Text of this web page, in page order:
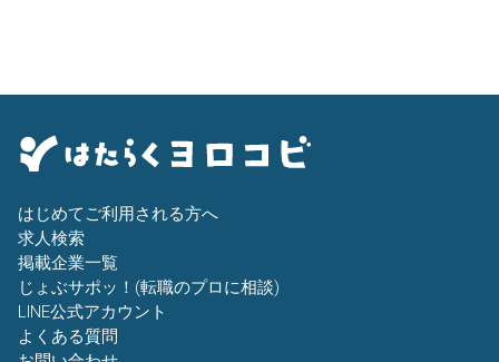
はじめてご利用される方へ
求人検索
掲載企業一覧
じょぶサポッ！(転職のプロに相談)
LINE公式アカウント
よくある質問